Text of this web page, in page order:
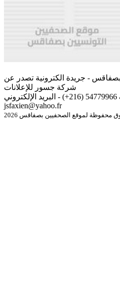
- جريدة الكترونية تصدر عن
شركة جسور للإعلانات
للإتصال أو نشر الردود الهاتف 54779966 (216+) - البريد الإلكتروني
jsfaxien@yahoo.fr
محفوظة لموقع الصحفيين بصفاقس 2026